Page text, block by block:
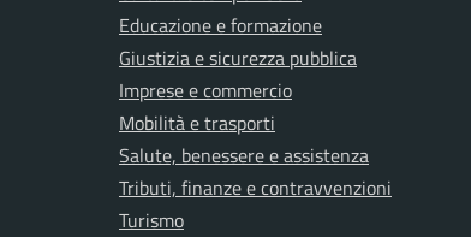
Educazione e formazione
Giustizia e sicurezza pubblica
Imprese e commercio
Mobilità e trasporti
Salute, benessere e assistenza
Tributi, finanze e contravvenzioni
Turismo